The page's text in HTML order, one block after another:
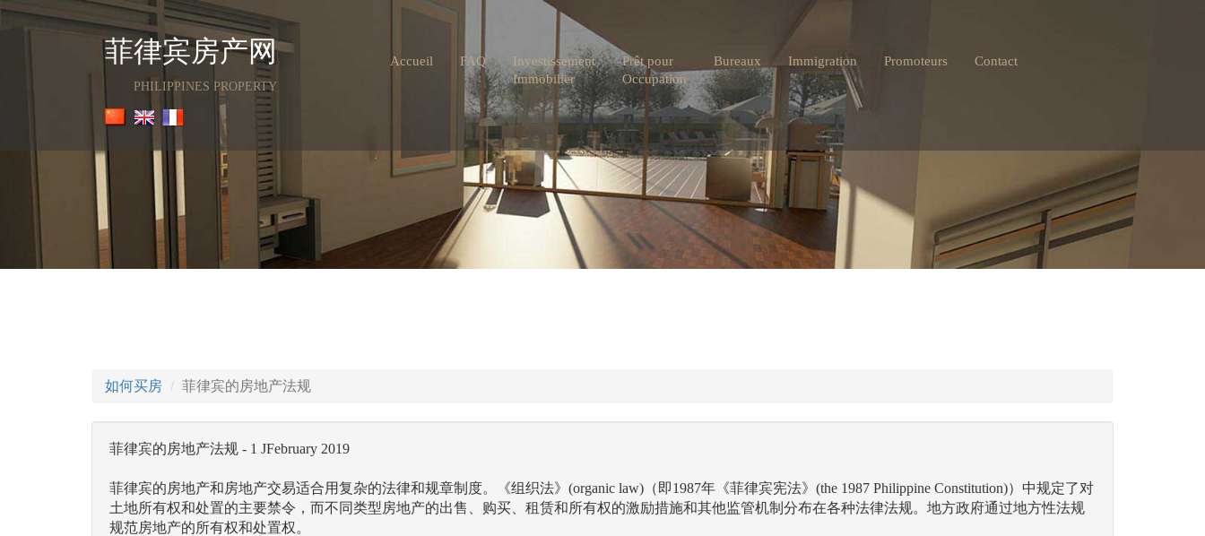
菲律宾房产网
PHILIPPINES PROPERTY
Accueil FAQ
Investissement
Immobilier
Prêt pour
Occupation
Bureaux Immigration Promoteurs Contact
如何买房 菲律宾的房地产法规
菲律宾的房地产法规 - 1 JFebruary 2019
菲律宾的房地产和房地产交易适合用复杂的法律和规章制度。《组织法》(organic law)（即1987年《菲律宾宪法》(the 1987 Philippine Constitution)）中规定了对
土地所有权和处置的主要禁令，而不同类型房地产的出售、购买、租赁和所有权的激励措施和其他监管机制分布在各种法律法规。地方政府通过地方性法规
规范房地产的所有权和处置权。